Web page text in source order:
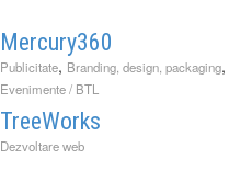
Mercury360
Publicitate, Branding, design, packaging,
Evenimente / BTL
TreeWorks
Dezvoltare web